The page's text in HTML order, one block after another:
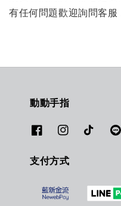
有任何問題歡迎詢問客
動動手指
支付方式